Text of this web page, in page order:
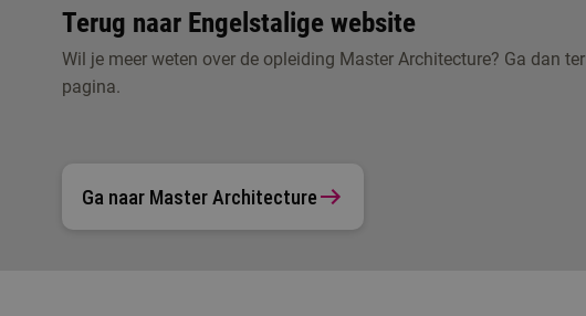
Terug naar Engelstalige website
Wil je meer weten over de opleiding Master Architecture? Ga dan
pagina.
Ga naar Master Architecture